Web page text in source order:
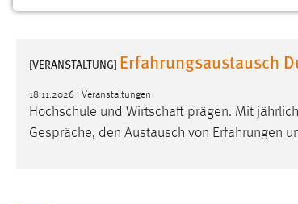
[VERANSTALTUNG] Erfahrungsaustausch
18.11.2026 | Veranstaltungen
Hochschule und Wirtschaft prägen. Mit
Gespräche, den Austausch von Erfahrungen
Website erforderlich.
Einverständnis
Name: cookie_consent